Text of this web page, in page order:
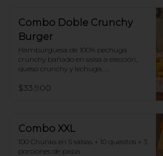
Combo Doble Crunchy
Burger
Hamburguesa de 100% pechuga
crunchy bañado en salsa a elección,
queso crunchy y lechuga,
$33.900
Combo XXL
100 Chunks en 5 salsas + 10 quesitos + 3
porciones de papa